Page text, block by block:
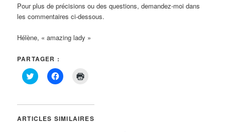
Pour plus de précisions ou des questions, demandez-moi dans
les commentaires ci-dessous.
Hélène, « amazing lady »
PARTAGER :
Cliquez
pour
dans
nouvelle
Cliquez
pour
dans
nouvelle
nouvelle
ARTICLES SIMILAIRES